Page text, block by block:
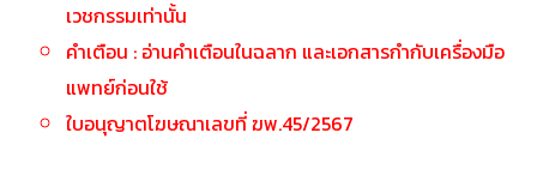
เวชกรรมเท่านั้น
คำเตือน : อ่านคำเตือนในฉลาก และเอกสารกำกับเครื่องมือ
แพทย์ก่อนใช้
ใบอนุญาตโฆษณาเลขที่ ฆพ.45/2567